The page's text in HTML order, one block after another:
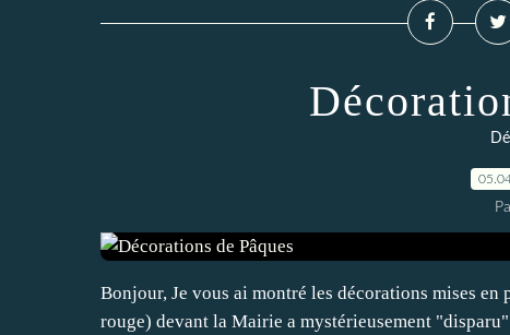
Bonjour, Je vous ai montré les décorations mises
rouge) devant la Mairie a mystérieusement